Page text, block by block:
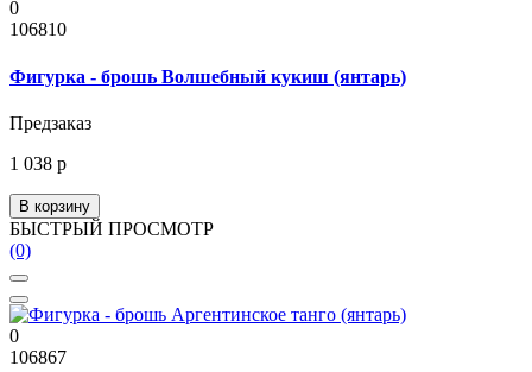
0
106810
Фигурка - брошь Волшебный кукиш (янтарь)
Предзаказ
1 038 р
В корзину
БЫСТРЫЙ ПРОСМОТР
(0)
0
106867